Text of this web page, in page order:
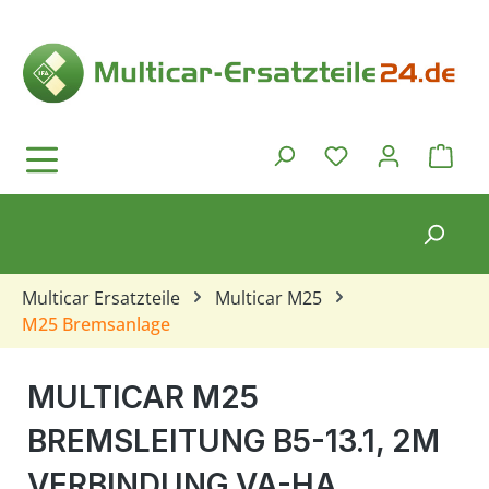
Du hast 0
Multicar Ersatzteile
Multicar M25
M25 Bremsanlage
MULTICAR M25
BREMSLEITUNG B5-13.1, 2M